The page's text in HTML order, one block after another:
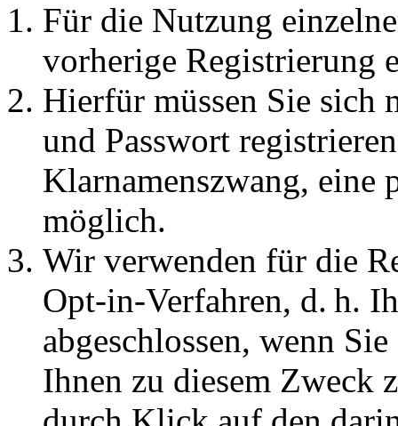
Für die Nutzung
vorherige Registrierung
Hierfür müssen Sie sich
und Passwort
Klarnamenszwang, eine
möglich.
Wir verwenden für die
Opt-in-Verfahren, d. h.
abgeschlossen, wenn
Ihnen zu diesem Zweck